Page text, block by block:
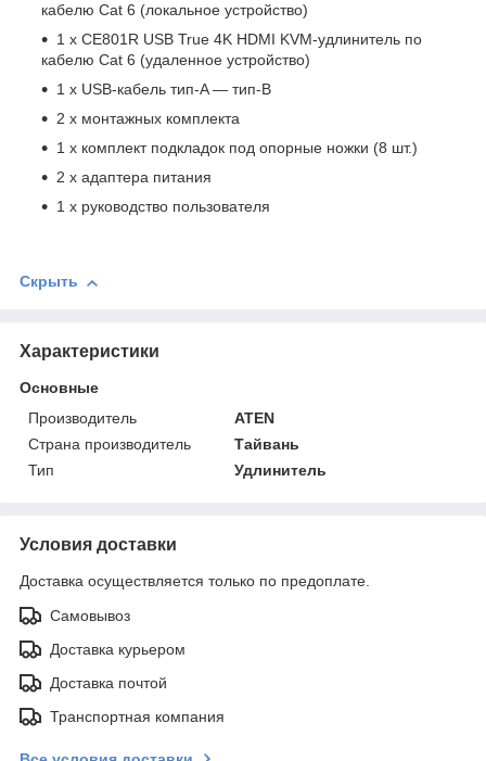
кабелю Cat 6 (локальное устройство)
1 x CE801R USB True 4K HDMI KVM-удлинитель по
кабелю Cat 6 (удаленное устройство)
1 x USB-кабель тип-A — тип-B
2 x монтажных комплекта
1 x комплект подкладок под опорные ножки (8 шт.)
2 x адаптера питания
1 x руководство пользователя
Скрыть
Характеристики
Основные
Производитель
ATEN
Страна производитель
Тайвань
Тип
Удлинитель
Условия доставки
Доставка осуществляется только по предоплате.
Самовывоз
Доставка курьером
Доставка почтой
Транспортная компания